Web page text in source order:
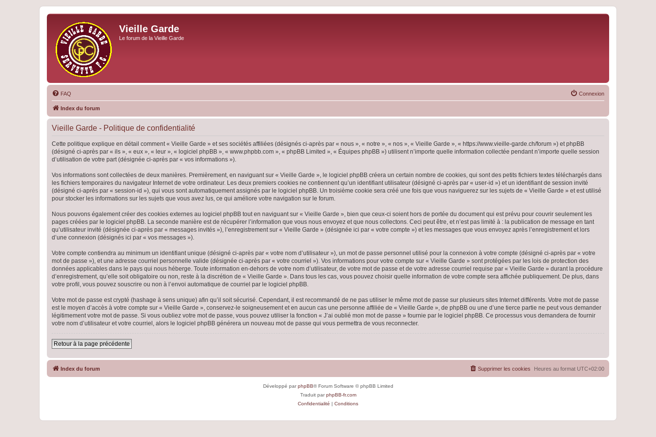
Vieille Garde
Le forum de la Vieille Garde
FAQ Connexion
Index du forum
Vieille Garde - Politique de confidentialité
Cette politique explique en détail comment « Vieille Garde » et ses sociétés affiliées (désignés ci-après par « nous », « notre », « nos », « Vieille Garde », « https://www.vieille-garde.ch/forum ») et phpBB
(désigné ci-après par « ils », « eux », « leur », « logiciel phpBB », « www.phpbb.com », « phpBB Limited », « Équipes phpBB ») utilisent n’importe quelle information collectée pendant n’importe quelle session
d’utilisation de votre part (désignée ci-après par « vos informations »).
Vos informations sont collectées de deux manières. Premièrement, en naviguant sur « Vieille Garde », le logiciel phpBB créera un certain nombre de cookies, qui sont des petits fichiers textes téléchargés dans
les fichiers temporaires du navigateur Internet de votre ordinateur. Les deux premiers cookies ne contiennent qu’un identifiant utilisateur (désigné ci-après par « user-id ») et un identifiant de session invité
(désigné ci-après par « session-id »), qui vous sont automatiquement assignés par le logiciel phpBB. Un troisième cookie sera créé une fois que vous naviguerez sur les sujets de « Vieille Garde » et est utilisé
pour stocker les informations sur les sujets que vous avez lus, ce qui améliore votre navigation sur le forum.
Nous pouvons également créer des cookies externes au logiciel phpBB tout en naviguant sur « Vieille Garde », bien que ceux-ci soient hors de portée du document qui est prévu pour couvrir seulement les
pages créées par le logiciel phpBB. La seconde manière est de récupérer l’information que vous nous envoyez et que nous collectons. Ceci peut être, et n’est pas limité à : la publication de message en tant
qu’utilisateur invité (désignée ci-après par « messages invités »), l’enregistrement sur « Vieille Garde » (désignée ici par « votre compte ») et les messages que vous envoyez après l’enregistrement et lors
d’une connexion (désignés ici par « vos messages »).
Votre compte contiendra au minimum un identifiant unique (désigné ci-après par « votre nom d’utilisateur »), un mot de passe personnel utilisé pour la connexion à votre compte (désigné ci-après par « votre
mot de passe »), et une adresse courriel personnelle valide (désignée ci-après par « votre courriel »). Vos informations pour votre compte sur « Vieille Garde » sont protégées par les lois de protection des
données applicables dans le pays qui nous héberge. Toute information en-dehors de votre nom d’utilisateur, de votre mot de passe et de votre adresse courriel requise par « Vieille Garde » durant la procédure
d’enregistrement, qu’elle soit obligatoire ou non, reste à la discrétion de « Vieille Garde ». Dans tous les cas, vous pouvez choisir quelle information de votre compte sera affichée publiquement. De plus, dans
votre profil, vous pouvez souscrire ou non à l’envoi automatique de courriel par le logiciel phpBB.
Votre mot de passe est crypté (hashage à sens unique) afin qu’il soit sécurisé. Cependant, il est recommandé de ne pas utiliser le même mot de passe sur plusieurs sites Internet différents. Votre mot de passe
est le moyen d’accès à votre compte sur « Vieille Garde », conservez-le soigneusement et en aucun cas une personne affiliée de « Vieille Garde », de phpBB ou une d’une tierce partie ne peut vous demander
légitimement votre mot de passe. Si vous oubliez votre mot de passe, vous pouvez utiliser la fonction « J’ai oublié mon mot de passe » fournie par le logiciel phpBB. Ce processus vous demandera de fournir
votre nom d’utilisateur et votre courriel, alors le logiciel phpBB générera un nouveau mot de passe qui vous permettra de vous reconnecter.
Retour à la page précédente
Index du forum Heures au format UTC+02:00
Supprimer les cookies
Développé parphpBB® Forum Software © phpBB Limited
Traduit parphpBB-fr.com
Confidentialité | Conditions